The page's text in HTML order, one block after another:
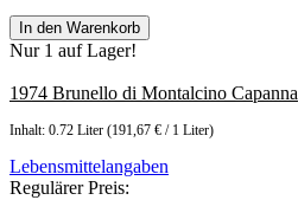
In den Warenkorb
Nur 1 auf Lager!
1974 Brunello di Montalcino Capanna
Inhalt: 0.72 Liter (191,67 € / 1 Liter)
Lebensmittelangaben
Regulärer Preis: